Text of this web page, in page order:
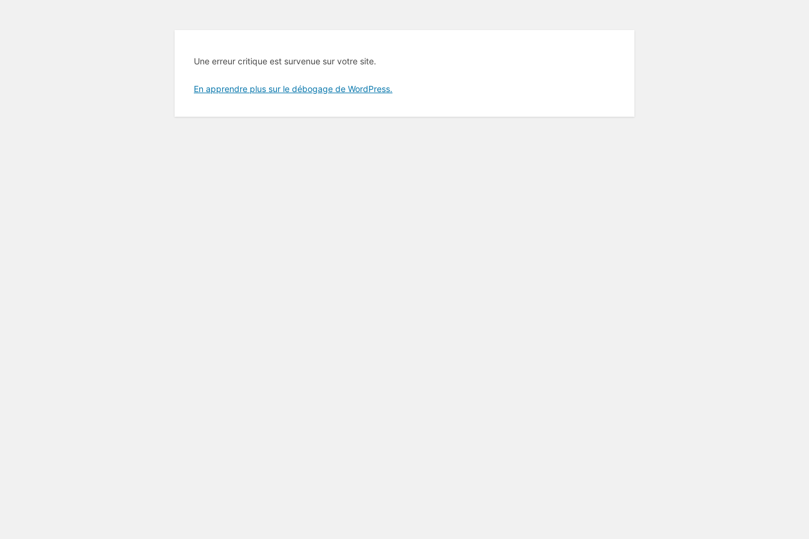
Une erreur critique est survenue sur votre site.
En apprendre plus sur le débogage de WordPress.